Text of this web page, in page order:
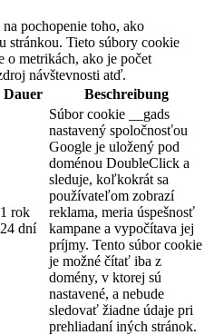
pochopenie toho, ako
stránkou. Tieto súbory cookie
o metrikách, ako je počet
návštevnosti atď.
Dauer Beschreibung
1 rok
24 dní
Súbor cookie __gads
nastavený spoločnosťou
Google je uložený pod
doménou DoubleClick a
sleduje, koľkokrát sa
používateľom zobrazí
reklama, meria úspešnosť
kampane a vypočítava jej
príjmy. Tento súbor cookie
je možné čítať iba z
domény, v ktorej sú
nastavené, a nebude
sledovať žiadne údaje pri
prehliadaní iných stránok.